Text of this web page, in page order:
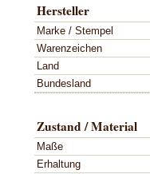
Hersteller
Marke / Stempel
Warenzeichen
Land
Bundesland
Zustand / Material
Maße
Erhaltung